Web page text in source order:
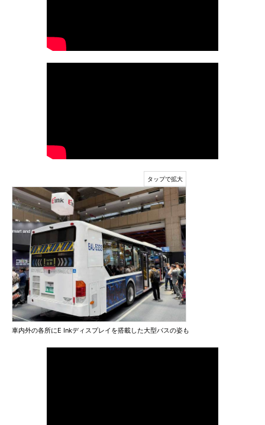
車内外の各所にE Inkディスプレイを搭載した大型バスの姿も